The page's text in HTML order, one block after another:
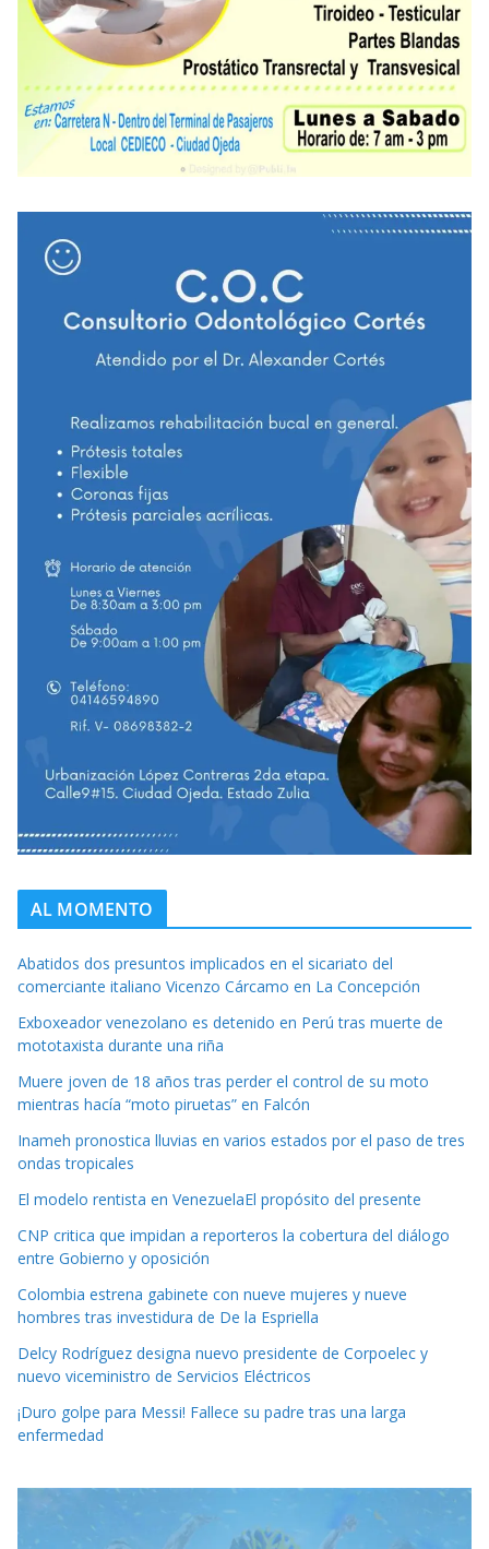
AL MOMENTO
Abatidos dos presuntos implicados en el sicariato del
comerciante italiano Vicenzo Cárcamo en La Concepción
Exboxeador venezolano es detenido en Perú tras muerte de
mototaxista durante una riña
Muere joven de 18 años tras perder el control de su moto
mientras hacía “moto piruetas” en Falcón
Inameh pronostica lluvias en varios estados por el paso de tres
ondas tropicales
El modelo rentista en VenezuelaEl propósito del presente
CNP critica que impidan a reporteros la cobertura del diálogo
entre Gobierno y oposición
Colombia estrena gabinete con nueve mujeres y nueve
hombres tras investidura de De la Espriella
Delcy Rodríguez designa nuevo presidente de Corpoelec y
nuevo viceministro de Servicios Eléctricos
¡Duro golpe para Messi! Fallece su padre tras una larga
enfermedad